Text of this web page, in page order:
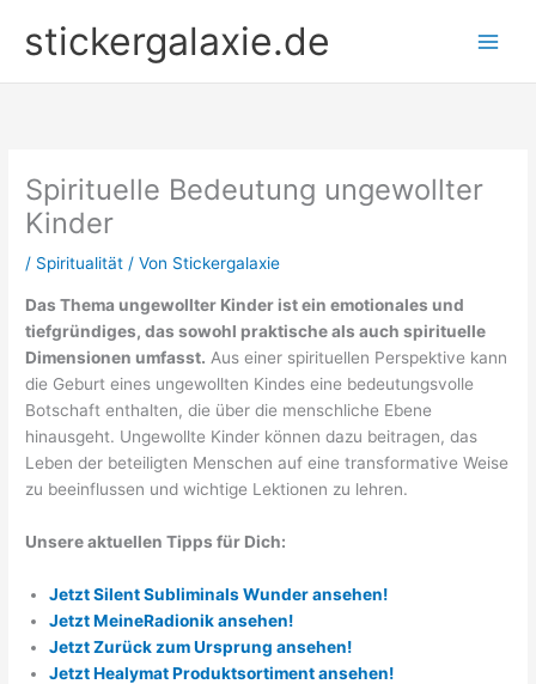
Inhaltstickergalaxie.de
Spirituelle Bedeutung ungewollter
Kinder
/ Spiritualität / Von Stickergalaxie
Das Thema ungewollter Kinder ist ein emotionales und
tiefgründiges, das sowohl praktische als auch spirituelle
Dimensionen umfasst. Aus einer spirituellen Perspektive kann
die Geburt eines ungewollten Kindes eine bedeutungsvolle
Botschaft enthalten, die über die menschliche Ebene
hinausgeht. Ungewollte Kinder können dazu beitragen, das
Leben der beteiligten Menschen auf eine transformative Weise
zu beeinflussen und wichtige Lektionen zu lehren.
Unsere aktuellen Tipps für Dich:
Jetzt Silent Subliminals Wunder ansehen!
Jetzt MeineRadionik ansehen!
Jetzt Zurück zum Ursprung ansehen!
Jetzt Healymat Produktsortiment ansehen!